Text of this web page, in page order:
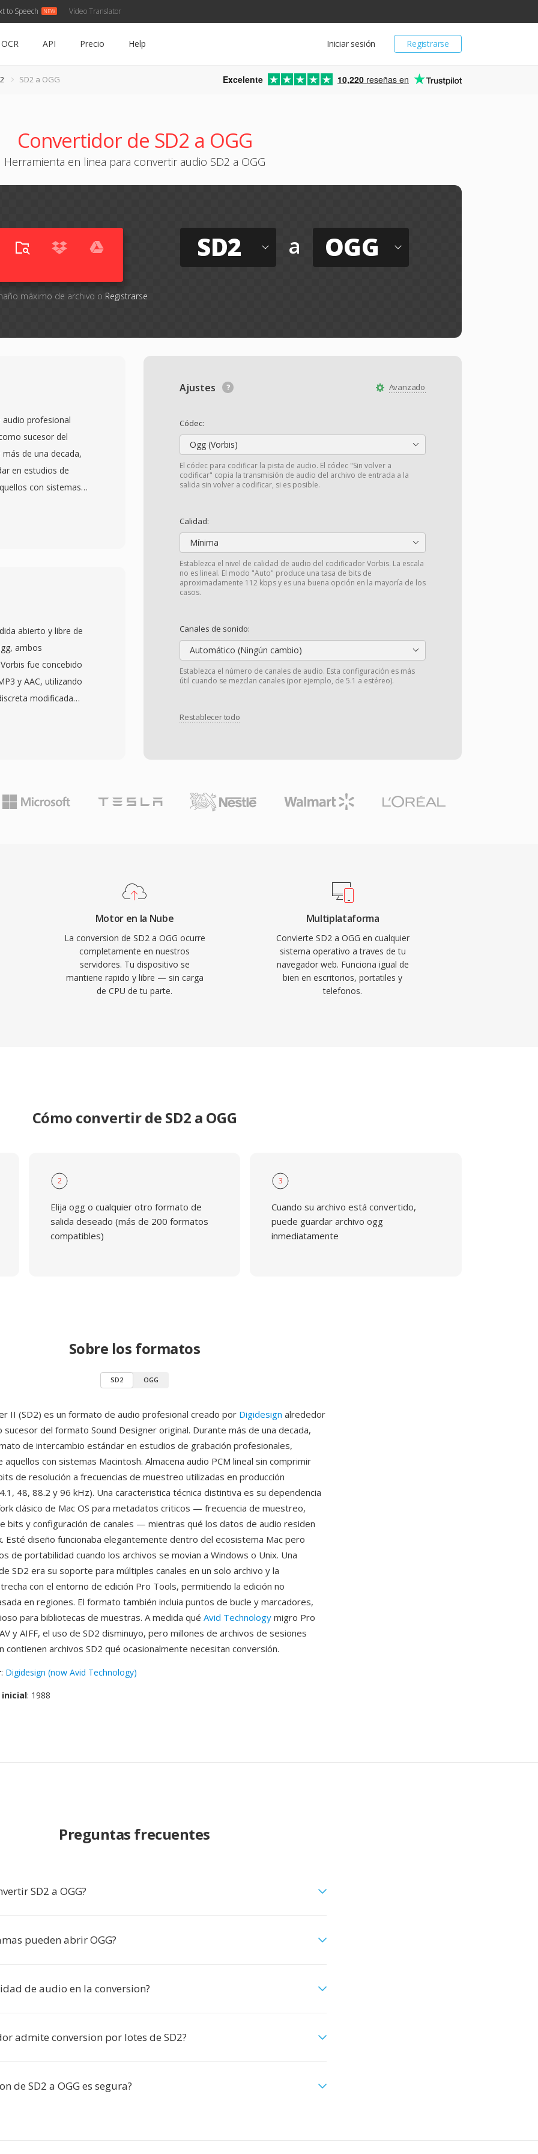
to Speech Video Translator
Registrarse
Iniciar sesión
OCR API Precio Help
SD2 a OGG Excelente 10,220 reseñas en
Convertidor de SD2 a OGG
Herramienta en linea para convertir audio SD2 a OGG
máximo de archivo o Registrarse
SD2 a OGG
Avanzado
Ajustes
Códec:
Ogg (Vorbis)
El códec para codificar la pista de audio. El códec "Sin volver a
codificar" copia la transmisión de audio del archivo de entrada a la
salida sin volver a codificar, si es posible.
Calidad:
Mínima
Establezca el nivel de calidad de audio del codificador Vorbis. La escala
no es lineal. El modo "Auto" produce una tasa de bits de
aproximadamente 112 kbps y es una buena opción en la mayoría de los
casos.
Canales de sonido:
Automático (Ningún cambio)
Establezca el número de canales de audio. Esta configuración es más
útil cuando se mezclan canales (por ejemplo, de 5.1 a estéreo).
Restablecer todo
audio profesional
sucesor del
de una decada,
en estudios de
con sistemas
con hasta
diseño funcionaba
a Windows o Unix.
múltiples canales
con el entorno de
destructiva basada
de muestras. A
abierto y libre de
ambos
fue concebido
y AAC, utilizando
modificada
qué se adapta a
abarcando
Una ventaja
en Vorbis durante
precisamente por
de calidad
qué muchos
popular en
y miles de
Firefox, Chrome y
Motor en la Nube
La conversion de SD2 a OGG ocurre
completamente en nuestros
servidores. Tu dispositivo se
mantiene rapido y libre — sin carga
de CPU de tu parte.
Multiplataforma
Convierte SD2 a OGG en cualquier
sistema operativo a traves de tu
navegador web. Funciona igual de
bien en escritorios, portatiles y
telefonos.
Cómo convertir de SD2 a OGG
2
Elija ogg o cualquier otro formato de
salida deseado (más de 200 formatos
compatibles)
3
Cuando su archivo está convertido,
puede guardar archivo ogg
inmediatamente
Sobre los formatos
SD2 OGG
II (SD2) es un formato de audio profesional creado por Digidesign alrededor
sucesor del formato Sound Designer original. Durante más de una decada,
de intercambio estándar en estudios de grabación profesionales,
aquellos con sistemas Macintosh. Almacena audio PCM lineal sin comprimir
de resolución a frecuencias de muestreo utilizadas en producción
48, 88.2 y 96 kHz). Una caracteristica técnica distintiva es su dependencia
clásico de Mac OS para metadatos criticos — frecuencia de muestreo,
bits y configuración de canales — mientras qué los datos de audio residen
Esté diseño funcionaba elegantemente dentro del ecosistema Mac pero
de portabilidad cuando los archivos se movian a Windows o Unix. Una
SD2 era su soporte para múltiples canales en un solo archivo y la
con el entorno de edición Pro Tools, permitiendo la edición no
en regiones. El formato también incluia puntos de bucle y marcadores,
para bibliotecas de muestras. A medida qué Avid Technology migro Pro
y AIFF, el uso de SD2 disminuyo, pero millones de archivos de sesiones
contienen archivos SD2 qué ocasionalmente necesitan conversión.
: Digidesign (now Avid Technology)
inicial: 1988
Preguntas frecuentes
SD2 a OGG?
pueden abrir OGG?
de audio en la conversion?
admite conversion por lotes de SD2?
de SD2 a OGG es segura?